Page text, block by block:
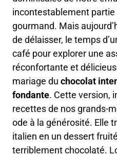
incontestablement partie
gourmand. Mais
de délaisser, le temps
café pour explorer une
réconfortante et
mariage du chocolat
fondante. Cette version,
recettes de nos grands-
ode à la générosité. Elle
italien en un dessert
terriblement chocolaté.